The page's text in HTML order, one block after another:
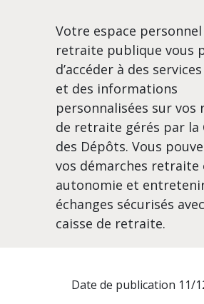
Votre espace personnel
retraite publique vous
d’accéder à des
et des informations
personnalisées sur vos
de retraite gérés par la
des Dépôts. Vous
vos démarches retraite
autonomie et
échanges sécurisés
caisse de retraite.
Date de publication 11/